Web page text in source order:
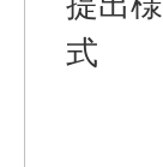
式